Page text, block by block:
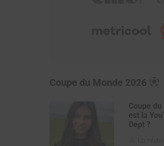
Coupe du Monde 2026
Coupe
est la
Dept ?